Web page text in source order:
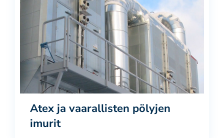
Atex ja vaarallisten pölyjen
imurit